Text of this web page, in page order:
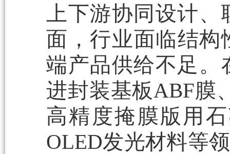
上下游协同设计
面，行业面临结
端产品供给不足。
进封装基板ABF膜
高精度掩膜版用
OLED发光材料等